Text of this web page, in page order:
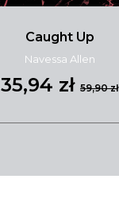
Caught Up
Navessa Allen
35,94 zł 59,90 zł